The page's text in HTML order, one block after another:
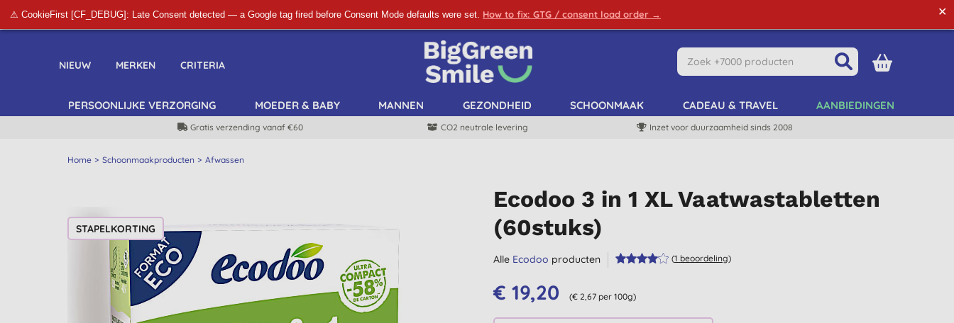
⚠ CookieFirst [CF_DEBUG]: Late Consent detected — a Google tag fired before Consent Mode defaults were set. How to fix: GTG / consent load order → ✕
SCHRIJF ME IN!
NIEUW MERKEN CRITERIA
PERSOONLIJKE VERZORGING MOEDER & BABY MANNEN GEZONDHEID SCHOONMAAK CADEAU & TRAVEL AANBIEDINGEN
Gratis verzending vanaf €60 CO2 neutrale levering Inzet voor duurzaamheid sinds 2008
Home Schoonmaakproducten Afwassen
STAPELKORTING
Ecodoo 3 in 1 XL Vaatwastabletten
(60stuks)
Alle Ecodoo producten (1 beoordeling)
€ 19,20 (€ 2,67 per 100g)